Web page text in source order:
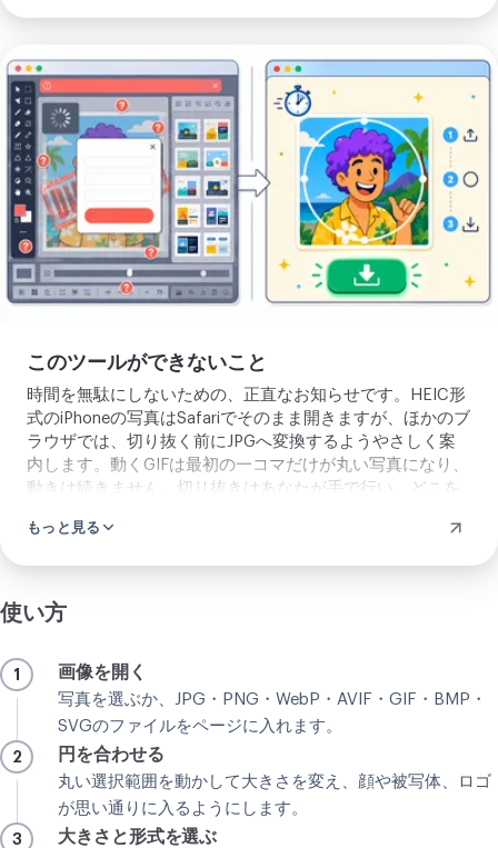
たの丸い切り抜きは小さなサムネイルから大きなプロフィ
ール表示までくっきりしています。
ツ
ー
ル
の
制
限
見
る
このツールができないこと
時間を無駄にしないための、正直なお知らせです。HEIC形
式のiPhoneの写真はSafariでそのまま開きますが、ほかのブ
ラウザでは、切り抜く前にJPGへ変換するようやさしく案
内します。動くGIFは最初の一コマだけが丸い写真になり、
動きは続きません。切り抜きはあなたが手で行い、どこを
い写真の円は、あなたが置きたい場所にぴったり収まりま
でも扱え、操作はすべてあなたの手にあります。
もっと見る
使い方
1 画像を開く
写真を選ぶか、JPG・PNG・WebP・AVIF・GIF・BMP・
SVGのファイルをページに入れます。
2 円を合わせる
丸い選択範囲を動かして大きさを変え、顔や被写体、ロゴ
が思い通りに入るようにします。
3 大きさと形式を選ぶ